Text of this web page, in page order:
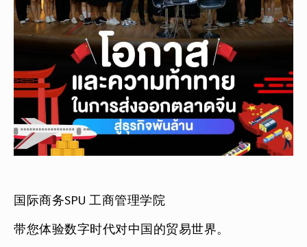
国际商务SPU 工商管理学院
带您体验数字时代对中国的贸易世界。